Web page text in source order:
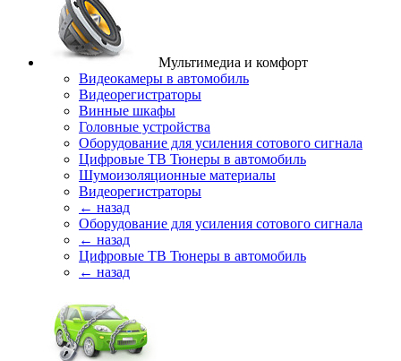
Мультимедиа и комфорт
Видеокамеры в автомобиль
Видеорегистраторы
Винные шкафы
Головные устройства
Оборудование для усиления сотового сигнала
Цифровые ТВ Тюнеры в автомобиль
Шумоизоляционные материалы
Видеорегистраторы
← назад
Оборудование для усиления сотового сигнала
← назад
Цифровые ТВ Тюнеры в автомобиль
← назад